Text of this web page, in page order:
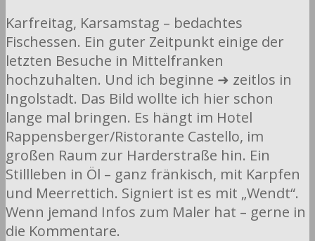
Karfreitag, Karsamstag – bedachtes
Fischessen. Ein guter Zeitpunkt einige der
letzten Besuche in Mittelfranken
hochzuhalten. Und ich beginne ➜ zeitlos in
Ingolstadt. Das Bild wollte ich hier schon
lange mal bringen. Es hängt im Hotel
Rappensberger/Ristorante Castello, im
großen Raum zur Harderstraße hin. Ein
Stillleben in Öl – ganz fränkisch, mit Karpfen
und Meerrettich. Signiert ist es mit „Wendt“.
Wenn jemand Infos zum Maler hat – gerne in
die Kommentare.